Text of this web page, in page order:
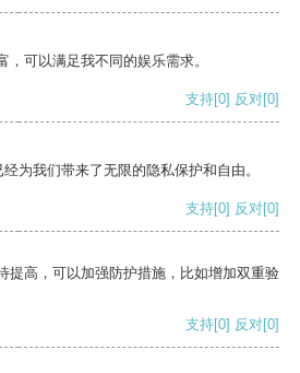
可以满足我不同的娱乐需求。
支持[0] 反对[0]
为我们带来了无限的隐私保护和自由。
支持[0] 反对[0]
提高，可以加强防护措施，比如增加双重验
支持[0] 反对[0]